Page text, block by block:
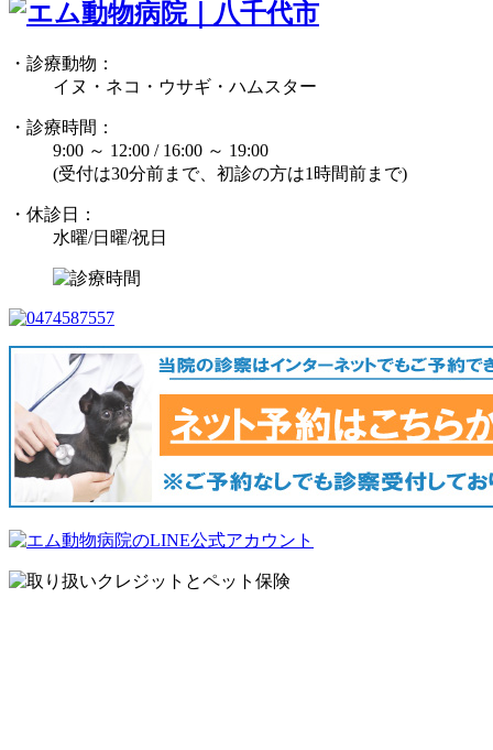
・診療動物：
イヌ・ネコ・ウサギ・ハムスター
・診療時間：
9:00 ～ 12:00 / 16:00 ～ 19:00
(受付は30分前まで、初診の方は1時間前まで)
・休診日：
水曜/日曜/祝日